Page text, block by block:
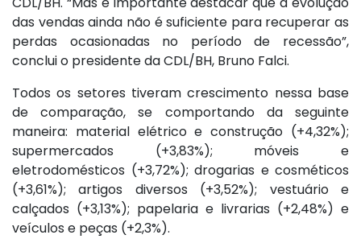
das vendas ainda não é suficiente para recuperar as
perdas ocasionadas no período de recessão”,
conclui o presidente da CDL/BH, Bruno Falci.
Todos os setores tiveram crescimento nessa base
de comparação, se comportando da seguinte
maneira: material elétrico e construção (+4,32%);
supermercados (+3,83%); móveis e
eletrodomésticos (+3,72%); drogarias e cosméticos
(+3,61%); artigos diversos (+3,52%); vestuário e
calçados (+3,13%); papelaria e livrarias (+2,48%) e
veículos e peças (+2,3%).